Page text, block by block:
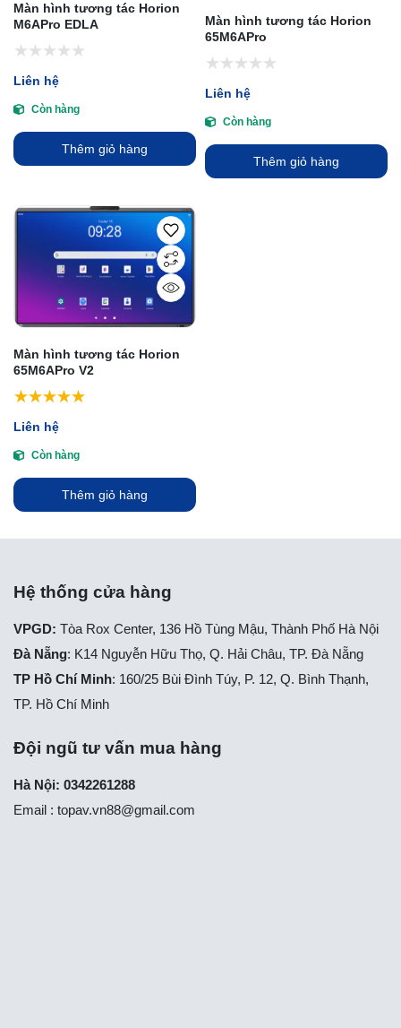
Màn hình tương tác Horion
M6APro EDLA
Liên hệ
Còn hàng
Thêm giỏ hàng
Màn hình tương tác Horion
65M6APro
Liên hệ
Còn hàng
Thêm giỏ hàng
Màn hình tương tác Horion
65M6APro V2
Liên hệ
Còn hàng
Thêm giỏ hàng
Hệ thống cửa hàng
VPGD: Tòa Rox Center, 136 Hồ Tùng Mậu, Thành Phố Hà Nội
Đà Nẵng: K14 Nguyễn Hữu Thọ, Q. Hải Châu, TP. Đà Nẵng
TP Hồ Chí Minh: 160/25 Bùi Đình Túy, P. 12, Q. Bình Thạnh,
TP. Hồ Chí Minh
Đội ngũ tư vấn mua hàng
Hà Nội: 0342261288
Email : topav.vn88@gmail.com